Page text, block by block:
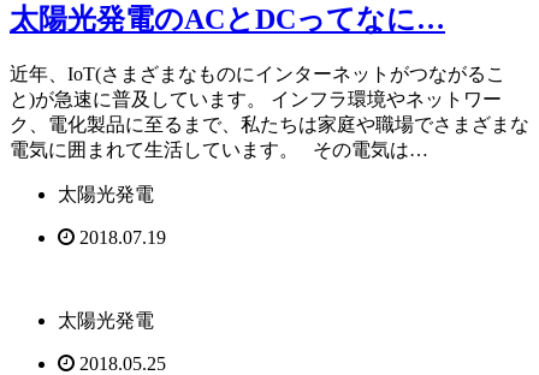
太陽光発電のACとDCってなに…
近年、IoT(さまざまなものにインターネットがつながるこ
と)が急速に普及しています。 インフラ環境やネットワー
ク、電化製品に至るまで、私たちは家庭や職場でさまざまな
電気に囲まれて生活しています。 その電気は…
太陽光発電
2018.07.19
太陽光発電
2018.05.25